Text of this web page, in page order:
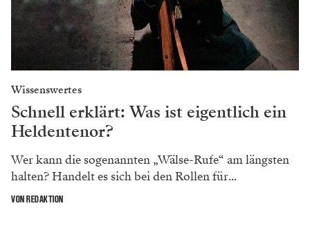
Wissenswertes
Schnell erklärt: Was ist eigentlich ein
Heldentenor?
Wer kann die sogenannten „Wälse-Rufe“ am längsten
halten? Handelt es sich bei den Rollen für...
VON REDAKTION